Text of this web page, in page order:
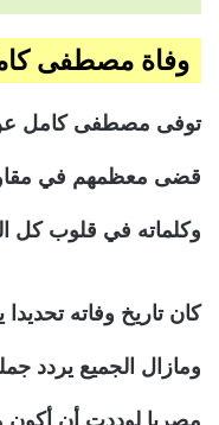
وفاة مصطفى
قضى معظمهم في
وكلماته في قلوب كل
ومازال الجميع يردد
مصريا لوددت أن أكون